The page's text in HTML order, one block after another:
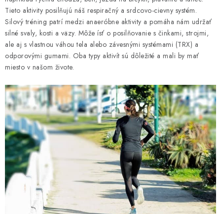
Tieto aktivity posilňujú náš respiračný a srdcovo-cievny systém.
Silový tréning patrí medzi anaeróbne aktivity a pomáha nám udržať
silné svaly, kosti a väzy. Môže ísť o posilňovanie s činkami, strojmi,
ale aj s vlastnou váhou tela alebo závesnými systémami (TRX) a
odporovými gumami. Oba typy aktivít sú dôležité a mali by mať
miesto v našom živote.